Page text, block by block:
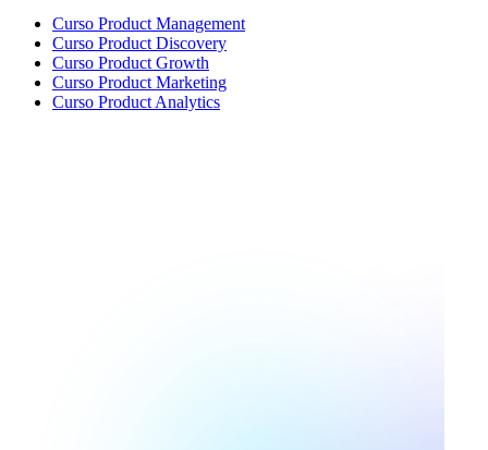
Curso Product Management
Curso Product Discovery
Curso Product Growth
Curso Product Marketing
Curso Product Analytics